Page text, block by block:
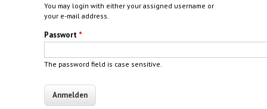
You may login with either your assigned username or
your e-mail address.
Passwort *
The password field is case sensitive.